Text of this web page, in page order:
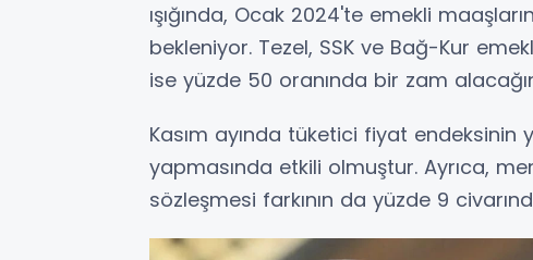
ışığında, Ocak 2024'te emekli
bekleniyor. Tezel, SSK ve Bağ-Kur
ise yüzde 50 oranında bir zam
Kasım ayında tüketici fiyat endeksinin
yapmasında etkili olmuştur. Ayrıca,
sözleşmesi farkının da yüzde 9